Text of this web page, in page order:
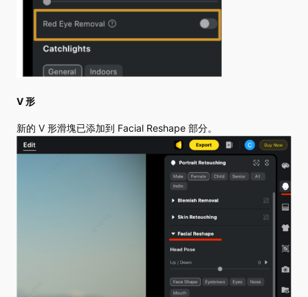
V 形
新的 V 形滑塊已添加到 Facial Reshape 部分。